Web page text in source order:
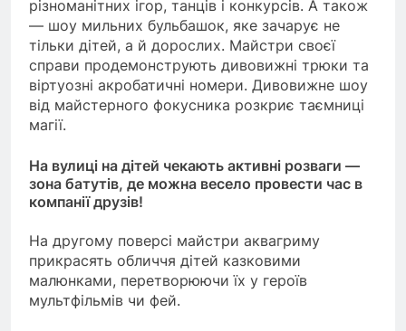
різноманітних ігор, танців і конкурсів. А також
— шоу мильних бульбашок, яке зачарує не
тільки дітей, а й дорослих. Майстри своєї
справи продемонструють дивовижні трюки та
віртуозні акробатичні номери. Дивовижне шоу
від майстерного фокусника розкриє таємниці
магії.
На вулиці на дітей чекають активні розваги —
зона батутів, де можна весело провести час в
компанії друзів!
На другому поверсі майстри аквагриму
прикрасять обличчя дітей казковими
малюнками, перетворюючи їх у героїв
мультфільмів чи фей.